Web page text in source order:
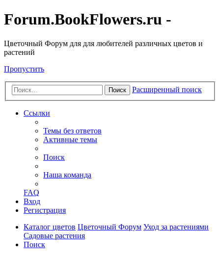
Forum.BookFlowers.ru -
Цветочный Форум для для любителей различных цветов и
растений
Пропустить
Поиск Расширенный поиск
Ссылки
Темы без ответов
Активные темы
Поиск
Наша команда
FAQ
Вход
Регистрация
Каталог цветов Цветочный Форум Уход за растениями
Садовые растения
Поиск